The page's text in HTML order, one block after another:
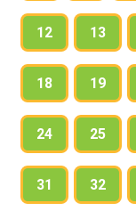
12 13
18 19
24 25
31 32